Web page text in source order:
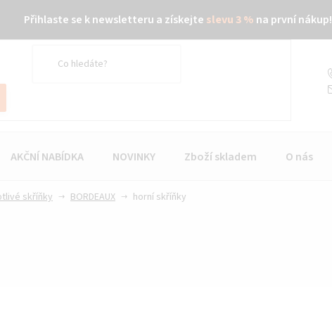
Přihlaste se k newsletteru a získejte slevu 3 % na první nákup!
AKČNÍ NABÍDKA NOVINKY Zboží skladem O nás
skříňky BORDEAUX horní skříňky